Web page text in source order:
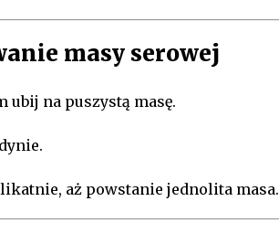
masy serowej
ubij na puszystą masę.
aż powstanie jednolita masa.